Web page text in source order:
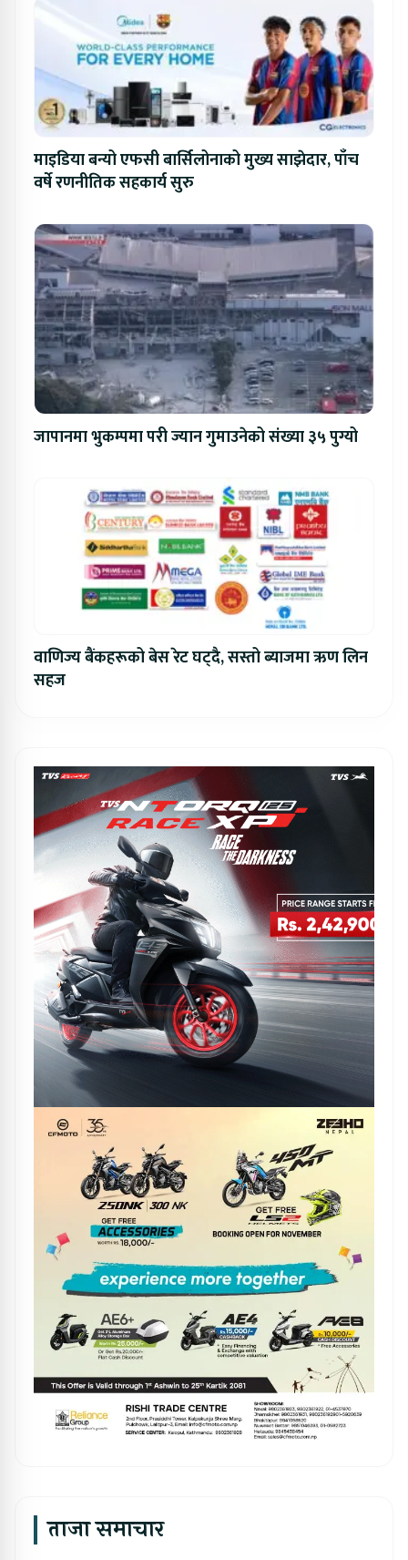
माइडिया बन्यो एफसी बार्सिलोनाको मुख्य साझेदार, पाँच
वर्षे रणनीतिक सहकार्य सुरु
जापानमा भुकम्पमा परी ज्यान गुमाउनेको संख्या ३५ पुग्यो
वाणिज्य बैंकहरूको बेस रेट घट्दै, सस्तो ब्याजमा ऋण लिन
सहज
ताजा समाचार